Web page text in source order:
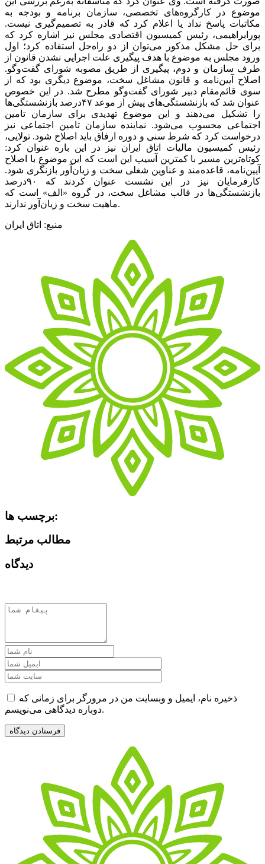
موضوع در کارگروه‌‌‌های تخصصی، سازمان برنامه و بودجه به
مکاتبات پاسخ نداد یا اعلام کرد که قادر به تصمیم‌گیری نیست.
‌پورابراهیمی، رئیس کمیسیون اقتصادی مجلس نیز اشاره کرد که
برای حل مشکل مذکور می‌توان از دو راه‌حل استفاده کرد؛ اول
ورود مجلس به موضوع با هدف پیگیری علت اجرایی نشدن قانون از
طرف سازمان و دوم، پیگیری از طریق مصوبه شورای گفت‌‌‌وگو.
اصلاح آیین‌‌‌نامه و قانون مشاغل سخت، موضوع دیگری بود که از
سوی قائم‌مقام دبیر شورای گفت‌وگو مطرح شد. در این خصوص
عنوان شد که بازنشستگی‌‌‌های پیش از موعد ۴۷‌درصد بازنشستگی‌‌‌ها
را تشکیل می‌دهند و این موضوع تهدیدی برای سازمان تامین
اجتماعی محسوب می‌شود. نماینده سازمان تامین اجتماعی نیز
درخواست کرد که شرط سنی و دوره ارفاق باید اصلاح شود. تولایی،
رئیس کمیسیون مالیات اتاق ایران نیز در این باره عنوان کرد:
کوتاه‌‌‌ترین مسیر با کمترین آسیب این است که این موضوع با اصلاح
آیین‌‌‌نامه، قاعده‌‌‌مند و عناوین شغلی سخت و زیان‌‌‌آور بازنگری شود.
کارفرمایان نیز در این نشست عنوان کردند که ۹۰‌درصد
بازنشستگی‌‌‌ها در قالب مشاغل سخت، در گروه «الف» است که
ماهیت سخت و زیان‌‌‌آور ندارند.
منبع: اتاق ایران
برچسب ها:
مطالب مرتبط
دیدگاه
ذخیره نام، ایمیل و وبسایت من در مرورگر برای زمانی که
دوباره دیدگاهی می‌نویسم.